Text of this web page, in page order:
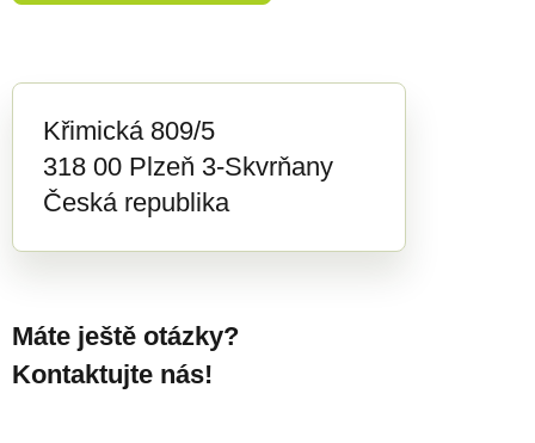
Křimická 809/5
318 00 Plzeň 3-Skvrňany
Česká republika
Máte ještě otázky?
Kontaktujte nás!